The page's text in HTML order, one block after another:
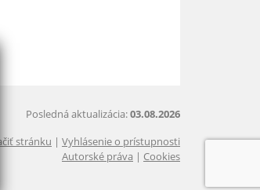
Posledná aktualizácia:03.08.2026
stránku | Vyhlásenie o prístupnosti
Autorské práva | Cookies